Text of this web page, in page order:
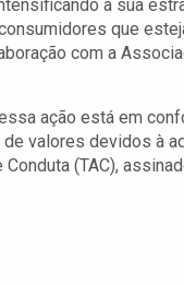
a sua
que
com a
ação está em
valores devidos à
(TAC),